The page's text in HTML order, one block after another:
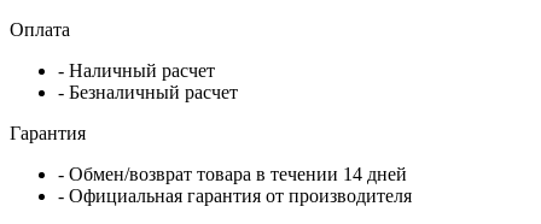
Оплата
- Наличный расчет
- Безналичный расчет
Гарантия
- Обмен/возврат товара в течении 14 дней
- Официальная гарантия от производителя